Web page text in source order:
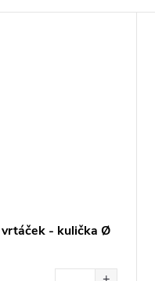
- kulička Ø